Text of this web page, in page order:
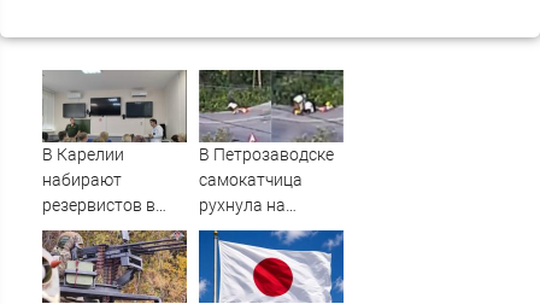
В Карелии
набирают
резервистов в
огневые группы
(ФОТО)
В Петрозаводске
самокатчица
рухнула на
тротуар (ВИДЕО)